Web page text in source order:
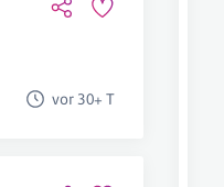
vor 30+ T